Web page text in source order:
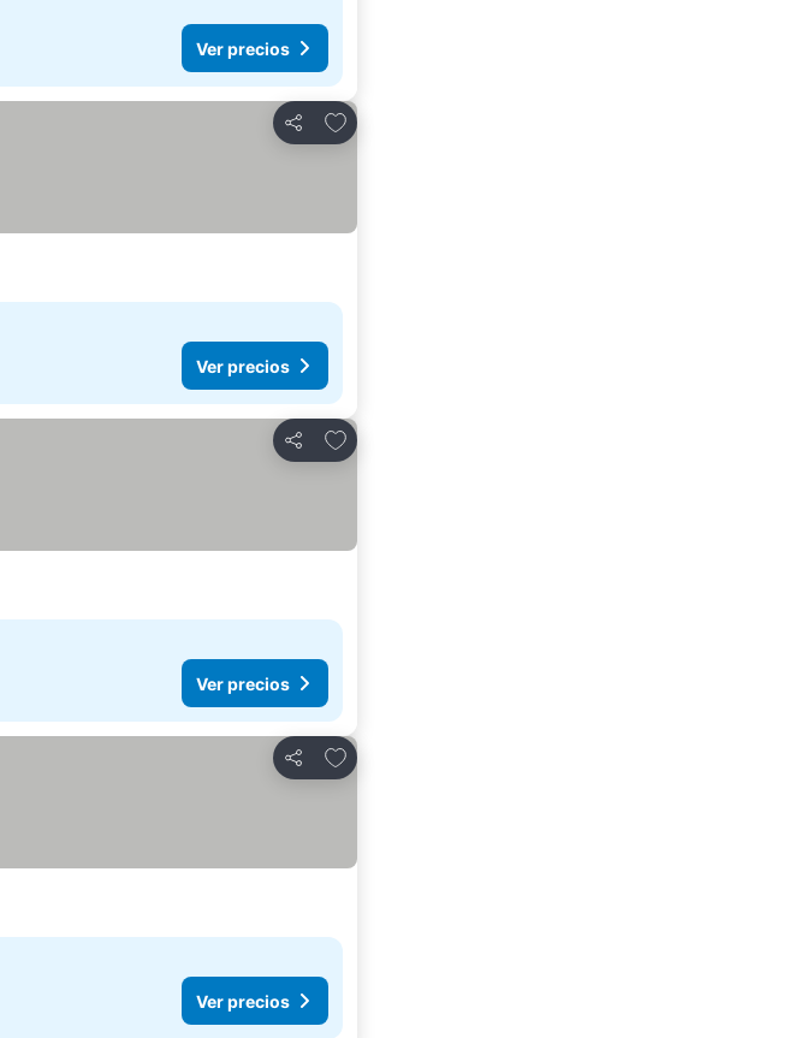
Ver precios
Compartir
Agregar a favoritos
Ver precios
Compartir
Agregar a favoritos
Ver precios
Compartir
Agregar a favoritos
Ver precios